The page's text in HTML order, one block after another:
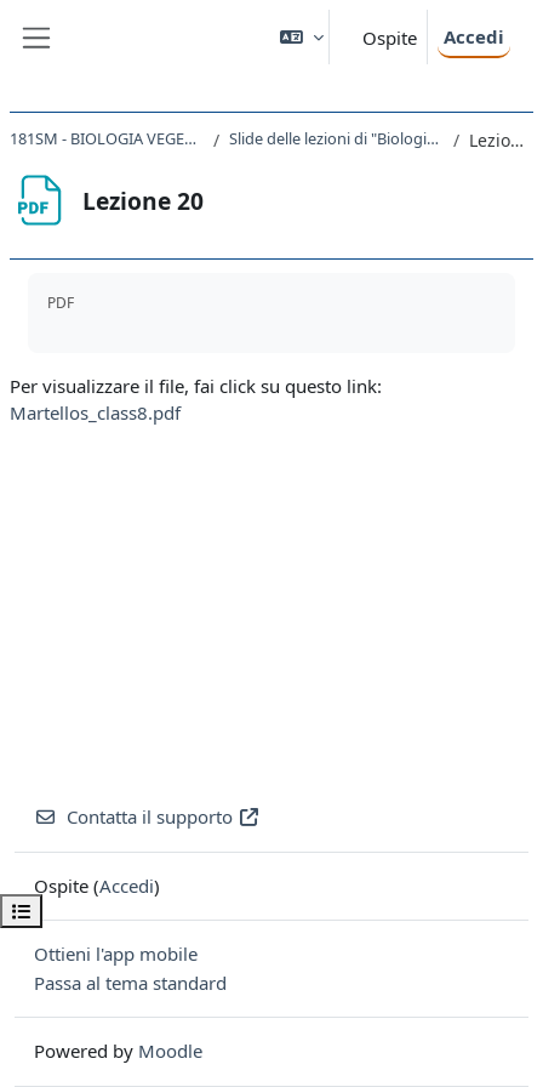
Ospite Accedi
Apri indice del corso
181SM - BIOLOGIA VEGETALE 2021 Slide delle lezioni di "Biologia vegetale" Lezione 20
Lezione 20
PDF
Per visualizzare il file, fai click su questo link:
Martellos_class8.pdf
Contatta il supporto
Ospite (Accedi)
Ottieni l'app mobile
Passa al tema standard
Powered by Moodle